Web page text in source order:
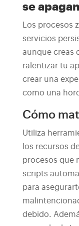
se apagan
Los procesos
servicios
aunque creas
ralentizar tu
crear una
como una
Cómo
Utiliza
los recursos
procesos que
scripts
para
debido.